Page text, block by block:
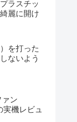
ラスチッ
麗に開け
を打った
ないよう
ァン
実機レビュ